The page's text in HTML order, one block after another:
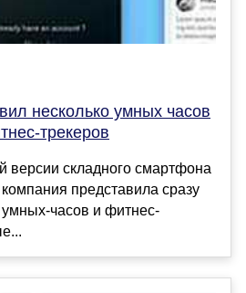
несколько умных часов
трекеров
версии складного смартфона
представила сразу
часов и фитнес-